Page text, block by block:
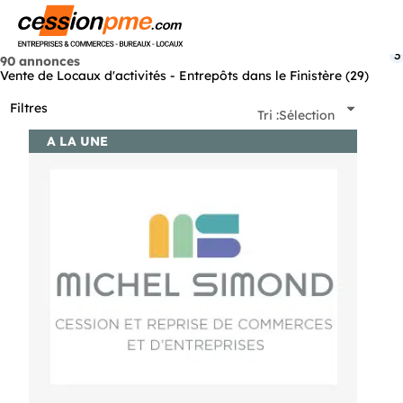
90 annonces
Vente de Locaux d'activités - Entrepôts dans le Finistère (29)
Filtres
3
Tri :Sélection
A LA UNE